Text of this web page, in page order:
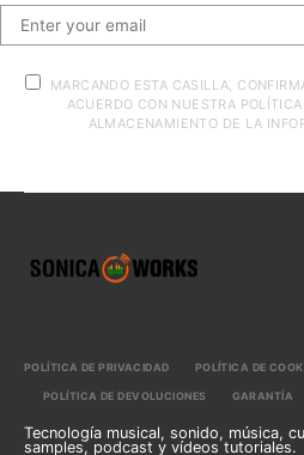
MARCANDO ESTA CASILLA,
ACUERDO CON NUESTRA
ALMACENAMIENTO DE LA
POLÍTICA DE PRIVACIDAD POLÍTICA DE
POLÍTICA DE DEVOLUCIONES GARANTÍA
Tecnología musical, sonido, música,
samples, podcast y vídeos tutoriales.